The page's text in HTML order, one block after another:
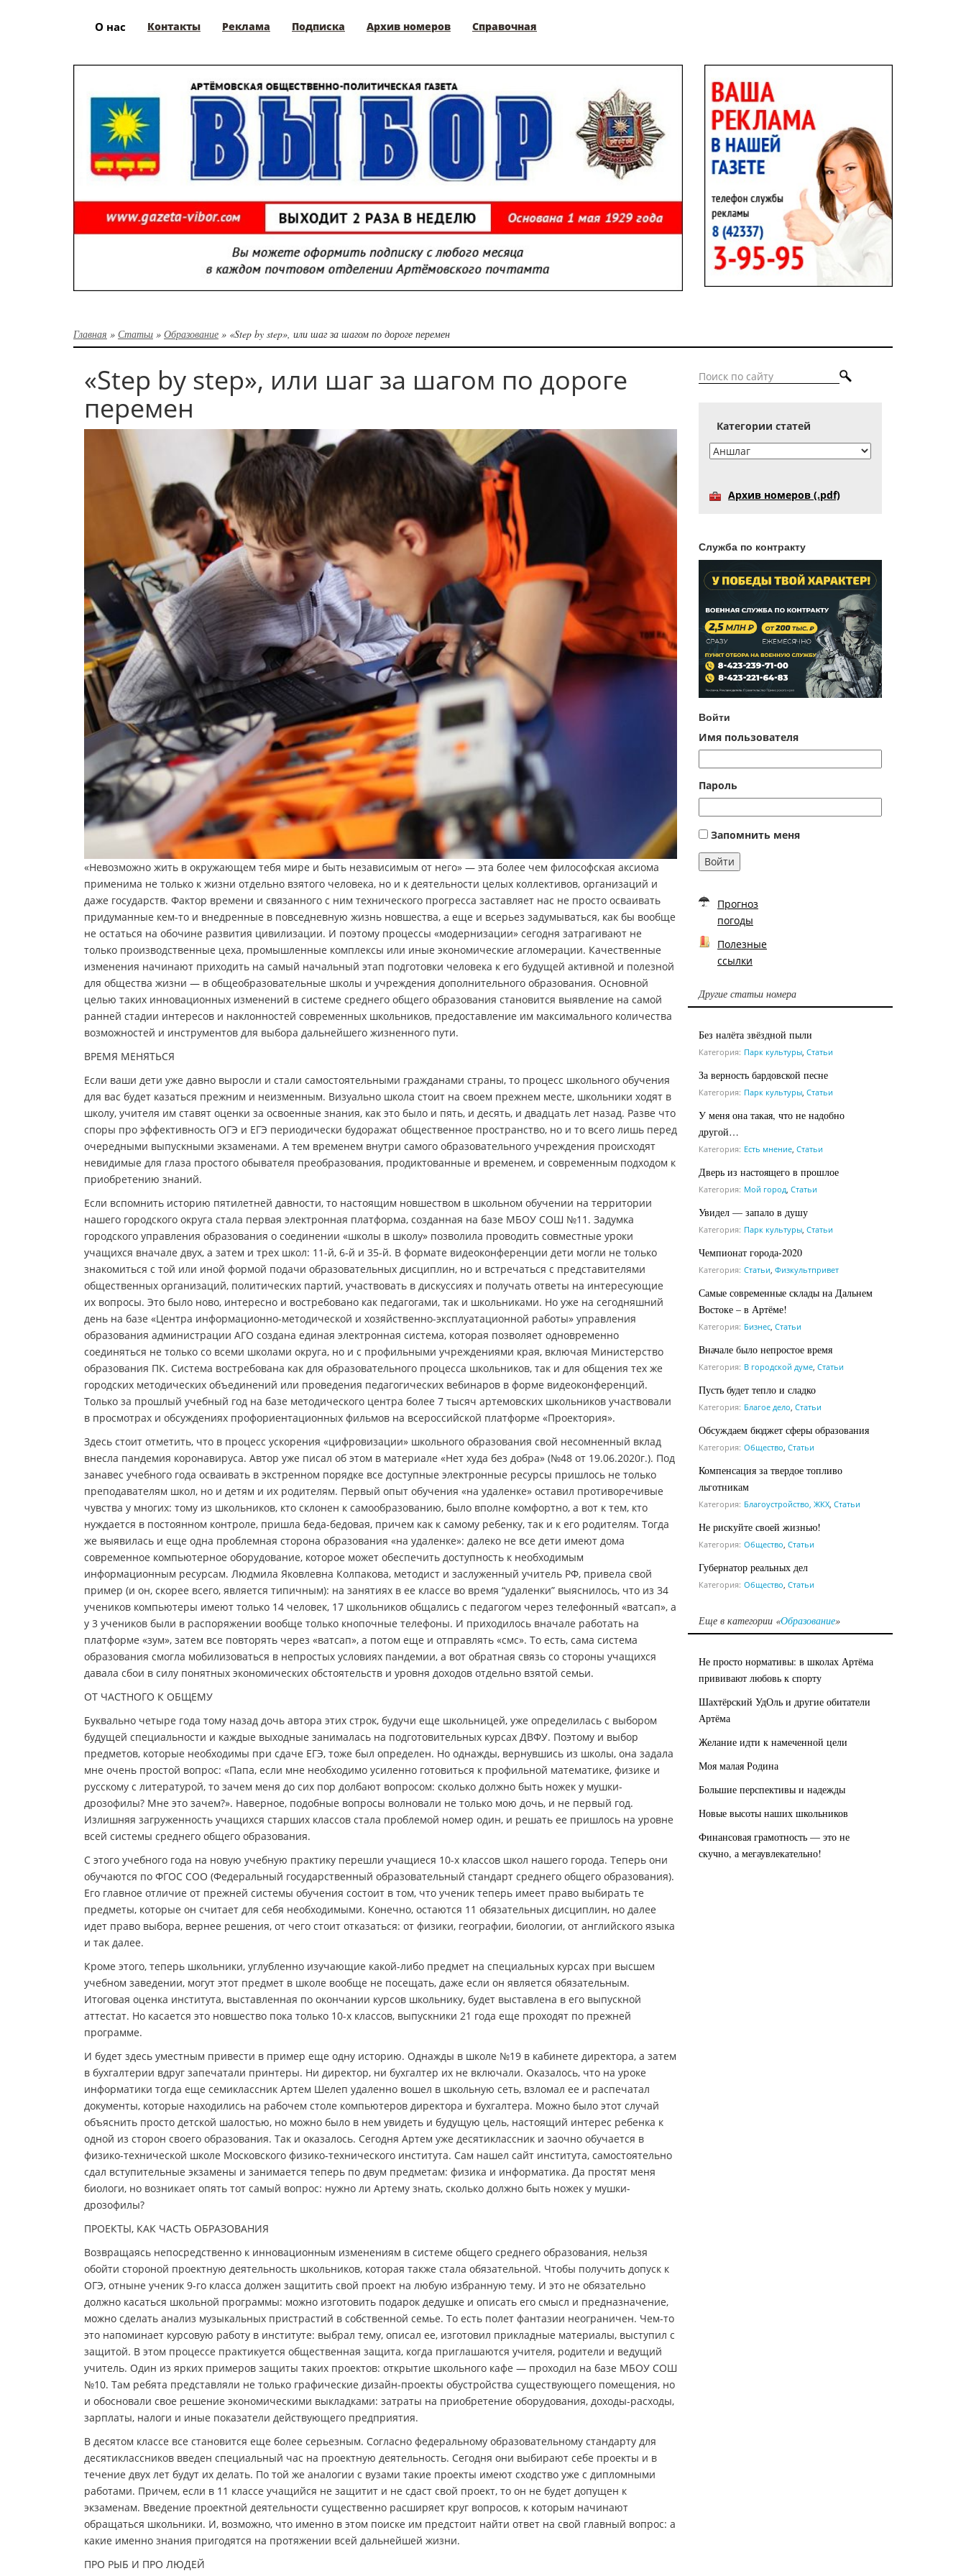
О нас Контакты Реклама Подписка Архив номеров Справочная
Главная » Статьи » Образование » «Step by step», или шаг за шагом по дороге перемен
«Step by step», или шаг за шагом по дороге
перемен
«Невозможно жить в окружающем тебя мире и быть независимым от него» — эта более чем философская аксиома
применима не только к жизни отдельно взятого человека, но и к деятельности целых коллективов, организаций и
даже государств. Фактор времени и связанного с ним технического прогресса заставляет нас не просто осваивать
придуманные кем-то и внедренные в повседневную жизнь новшества, а еще и всерьез задумываться, как бы вообще
не остаться на обочине развития цивилизации. И поэтому процессы «модернизации» сегодня затрагивают не
только производственные цеха, промышленные комплексы или иные экономические агломерации. Качественные
изменения начинают приходить на самый начальный этап подготовки человека к его будущей активной и полезной
для общества жизни — в общеобразовательные школы и учреждения дополнительного образования. Основной
целью таких инновационных изменений в системе среднего общего образования становится выявление на самой
ранней стадии интересов и наклонностей современных школьников, предоставление им максимального количества
возможностей и инструментов для выбора дальнейшего жизненного пути.
ВРЕМЯ МЕНЯТЬСЯ
Если ваши дети уже давно выросли и стали самостоятельными гражданами страны, то процесс школьного обучения
для вас будет казаться прежним и неизменным. Визуально школа стоит на своем прежнем месте, школьники ходят в
школу, учителя им ставят оценки за освоенные знания, как это было и пять, и десять, и двадцать лет назад. Разве что
споры про эффективность ОГЭ и ЕГЭ периодически будоражат общественное пространство, но и то всего лишь перед
очередными выпускными экзаменами. А тем временем внутри самого образовательного учреждения происходят
невидимые для глаза простого обывателя преобразования, продиктованные и временем, и современным подходом к
приобретению знаний.
Если вспомнить историю пятилетней давности, то настоящим новшеством в школьном обучении на территории
нашего городского округа стала первая электронная платформа, созданная на базе МБОУ СОШ №11. Задумка
городского управления образования о соединении «школы в школу» позволила проводить совместные уроки
учащихся вначале двух, а затем и трех школ: 11-й, 6-й и 35-й. В формате видеоконференции дети могли не только
знакомиться с той или иной формой подачи образовательных дисциплин, но и встречаться с представителями
общественных организаций, политических партий, участвовать в дискуссиях и получать ответы на интересующие
их вопросы. Это было ново, интересно и востребовано как педагогами, так и школьниками. Но уже на сегодняшний
день на базе «Центра информационно-методической и хозяйственно-эксплуатационной работы» управления
образования администрации АГО создана единая электронная система, которая позволяет одновременно
соединяться не только со всеми школами округа, но и с профильными учреждениями края, включая Министерство
образования ПК. Система востребована как для образовательного процесса школьников, так и для общения тех же
городских методических объединений или проведения педагогических вебинаров в форме видеоконференций.
Только за прошлый учебный год на базе методического центра более 7 тысяч артемовских школьников участвовали
в просмотрах и обсуждениях профориентационных фильмов на всероссийской платформе «Проектория».
Здесь стоит отметить, что в процесс ускорения «цифровизации» школьного образования свой несомненный вклад
внесла пандемия коронавируса. Автор уже писал об этом в материале «Нет худа без добра» (№48 от 19.06.2020г.). Под
занавес учебного года осваивать в экстренном порядке все доступные электронные ресурсы пришлось не только
преподавателям школ, но и детям и их родителям. Первый опыт обучения «на удаленке» оставил противоречивые
чувства у многих: тому из школьников, кто склонен к самообразованию, было вполне комфортно, а вот к тем, кто
нуждается в постоянном контроле, пришла беда-бедовая, причем как к самому ребенку, так и к его родителям. Тогда
же выявилась и еще одна проблемная сторона образования «на удаленке»: далеко не все дети имеют дома
современное компьютерное оборудование, которое может обеспечить доступность к необходимым
информационным ресурсам. Людмила Яковлевна Колпакова, методист и заслуженный учитель РФ, привела свой
пример (и он, скорее всего, является типичным): на занятиях в ее классе во время “удаленки” выяснилось, что из 34
учеников компьютеры имеют только 14 человек, 17 школьников общались с педагогом через телефонный «ватсап», а
у 3 учеников были в распоряжении вообще только кнопочные телефоны. И приходилось вначале работать на
платформе «зум», затем все повторять через «ватсап», а потом еще и отправлять «смс». То есть, сама система
образования смогла мобилизоваться в непростых условиях пандемии, а вот обратная связь со стороны учащихся
давала сбои в силу понятных экономических обстоятельств и уровня доходов отдельно взятой семьи.
ОТ ЧАСТНОГО К ОБЩЕМУ
Буквально четыре года тому назад дочь автора этих строк, будучи еще школьницей, уже определилась с выбором
будущей специальности и каждые выходные занималась на подготовительных курсах ДВФУ. Поэтому и выбор
предметов, которые необходимы при сдаче ЕГЭ, тоже был определен. Но однажды, вернувшись из школы, она задала
мне очень простой вопрос: «Папа, если мне необходимо усиленно готовиться к профильной математике, физике и
русскому с литературой, то зачем меня до сих пор долбают вопросом: сколько должно быть ножек у мушки-
дрозофилы? Мне это зачем?». Наверное, подобные вопросы волновали не только мою дочь, и не первый год.
Излишняя загруженность учащихся старших классов стала проблемой номер один, и решать ее пришлось на уровне
всей системы среднего общего образования.
С этого учебного года на новую учебную практику перешли учащиеся 10-х классов школ нашего города. Теперь они
обучаются по ФГОС СОО (Федеральный государственный образовательный стандарт среднего общего образования).
Его главное отличие от прежней системы обучения состоит в том, что ученик теперь имеет право выбирать те
предметы, которые он считает для себя необходимыми. Конечно, остаются 11 обязательных дисциплин, но далее
идет право выбора, вернее решения, от чего стоит отказаться: от физики, географии, биологии, от английского языка
и так далее.
Кроме этого, теперь школьники, углубленно изучающие какой-либо предмет на специальных курсах при высшем
учебном заведении, могут этот предмет в школе вообще не посещать, даже если он является обязательным.
Итоговая оценка института, выставленная по окончании курсов школьнику, будет выставлена в его выпускной
аттестат. Но касается это новшество пока только 10-х классов, выпускники 21 года еще проходят по прежней
программе.
И будет здесь уместным привести в пример еще одну историю. Однажды в школе №19 в кабинете директора, а затем
в бухгалтерии вдруг запечатали принтеры. Ни директор, ни бухгалтер их не включали. Оказалось, что на уроке
информатики тогда еще семиклассник Артем Шелеп удаленно вошел в школьную сеть, взломал ее и распечатал
документы, которые находились на рабочем столе компьютеров директора и бухгалтера. Можно было этот случай
объяснить просто детской шалостью, но можно было в нем увидеть и будущую цель, настоящий интерес ребенка к
одной из сторон своего образования. Так и оказалось. Сегодня Артем уже десятиклассник и заочно обучается в
физико-технической школе Московского физико-технического института. Сам нашел сайт института, самостоятельно
сдал вступительные экзамены и занимается теперь по двум предметам: физика и информатика. Да простят меня
биологи, но возникает опять тот самый вопрос: нужно ли Артему знать, сколько должно быть ножек у мушки-
дрозофилы?
ПРОЕКТЫ, КАК ЧАСТЬ ОБРАЗОВАНИЯ
Возвращаясь непосредственно к инновационным изменениям в системе общего среднего образования, нельзя
обойти стороной проектную деятельность школьников, которая также стала обязательной. Чтобы получить допуск к
ОГЭ, отныне ученик 9-го класса должен защитить свой проект на любую избранную тему. И это не обязательно
должно касаться школьной программы: можно изготовить подарок дедушке и описать его смысл и предназначение,
можно сделать анализ музыкальных пристрастий в собственной семье. То есть полет фантазии неограничен. Чем-то
это напоминает курсовую работу в институте: выбрал тему, описал ее, изготовил прикладные материалы, выступил с
защитой. В этом процессе практикуется общественная защита, когда приглашаются учителя, родители и ведущий
учитель. Один из ярких примеров защиты таких проектов: открытие школьного кафе — проходил на базе МБОУ СОШ
№10. Там ребята представляли не только графические дизайн-проекты обустройства существующего помещения, но
и обосновали свое решение экономическими выкладками: затраты на приобретение оборудования, доходы-расходы,
зарплаты, налоги и иные показатели действующего предприятия.
В десятом классе все становится еще более серьезным. Согласно федеральному образовательному стандарту для
десятиклассников введен специальный час на проектную деятельность. Сегодня они выбирают себе проекты и в
течение двух лет будут их делать. По той же аналогии с вузами такие проекты имеют сходство уже с дипломными
работами. Причем, если в 11 классе учащийся не защитит и не сдаст свой проект, то он не будет допущен к
экзаменам. Введение проектной деятельности существенно расширяет круг вопросов, к которым начинают
обращаться школьники. И, возможно, что именно в этом поиске им предстоит найти ответ на свой главный вопрос: а
какие именно знания пригодятся на протяжении всей дальнейшей жизни.
ПРО РЫБ И ПРО ЛЮДЕЙ
Категории статей
Архив номеров (.pdf)
Служба по контракту
Войти
Имя пользователя
Пароль
Запомнить меня
Войти
Прогноз
погоды
Полезные
ссылки
Другие статьи номера
Без налёта звёздной пыли
Категория: Парк культуры Статьи
За верность бардовской песне
Категория: Парк культуры Статьи
У меня она такая, что не надобно
другой…
Категория: Есть мнение Статьи
Дверь из настоящего в прошлое
Категория: Мой город Статьи
Увидел — запало в душу
Категория: Парк культуры Статьи
Чемпионат города-2020
Категория: Статьи Физкультпривет
Самые современные склады на Дальнем
Востоке – в Артёме!
Категория: Бизнес Статьи
Вначале было непростое время
Категория: В городской думе Статьи
Пусть будет тепло и сладко
Категория: Благое дело Статьи
Обсуждаем бюджет сферы образования
Категория: Общество Статьи
Компенсация за твердое топливо
льготникам
Категория: Благоустройство, ЖКХ Статьи
Не рискуйте своей жизнью!
Категория: Общество Статьи
Губернатор реальных дел
Категория: Общество Статьи
Еще в категории «Образование»
Не просто нормативы: в школах Артёма
прививают любовь к спорту
Шахтёрский УдОль и другие обитатели
Артёма
Желание идти к намеченной цели
Моя малая Родина
Большие перспективы и надежды
Новые высоты наших школьников
Финансовая грамотность — это не
скучно, а мегаувлекательно!